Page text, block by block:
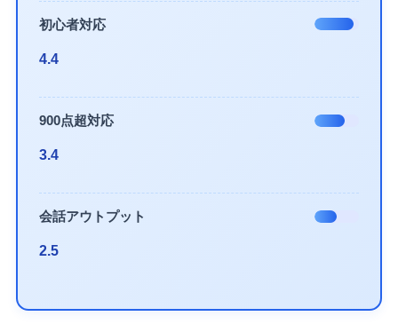
初心者対応
4.4
900点超対応
3.4
会話アウトプット
2.5